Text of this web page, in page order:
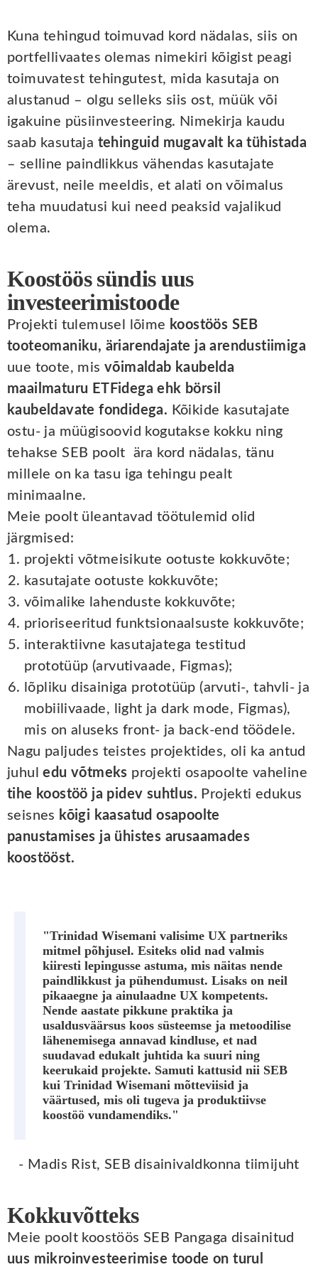
Kuna tehingud toimuvad kord nädalas, siis on
portfellivaates olemas nimekiri kõigist peagi
toimuvatest tehingutest, mida kasutaja on
alustanud – olgu selleks siis ost, müük või
igakuine püsiinvesteering. Nimekirja kaudu
saab kasutaja tehinguid mugavalt ka tühistada
– selline paindlikkus vähendas kasutajate
ärevust, neile meeldis, et alati on võimalus
teha muudatusi kui need peaksid vajalikud
olema.
Koostöös sündis uus
investeerimistoode
Projekti tulemusel lõime koostöös SEB
tooteomaniku, äriarendajate ja arendustiimiga
uue toote, mis võimaldab kaubelda
maailmaturu ETFidega ehk börsil
kaubeldavate fondidega. Kõikide kasutajate
ostu- ja müügisoovid kogutakse kokku ning
tehakse SEB poolt ära kord nädalas, tänu
millele on ka tasu iga tehingu pealt
minimaalne.
Meie poolt üleantavad töötulemid olid
järgmised:
projekti võtmeisikute ootuste kokkuvõte;
kasutajate ootuste kokkuvõte;
võimalike lahenduste kokkuvõte;
prioriseeritud funktsionaalsuste kokkuvõte;
interaktiivne kasutajatega testitud
prototüüp (arvutivaade, Figmas);
lõpliku disainiga prototüüp (arvuti-, tahvli- ja
mobiilivaade, light ja dark mode, Figmas),
mis on aluseks front- ja back-end töödele.
Nagu paljudes teistes projektides, oli ka antud
juhuledu võtmeks projekti osapoolte vaheline
tihe koostöö ja pidev suhtlus. Projekti edukus
seisnes kõigi kaasatud osapoolte
panustamises ja ühistes arusaamades
koostööst.
"Trinidad Wisemani valisime UX partneriks
mitmel põhjusel. Esiteks olid nad valmis
kiiresti lepingusse astuma, mis näitas nende
paindlikkust ja pühendumust. Lisaks on neil
pikaaegne ja ainulaadne UX kompetents.
Nende aastate pikkune praktika ja
usaldusväärsus koos süsteemse ja metoodilise
lähenemisega annavad kindluse, et nad
suudavad edukalt juhtida ka suuri ning
keerukaid projekte. Samuti kattusid nii SEB
kui Trinidad Wisemani mõtteviisid ja
väärtused, mis oli tugeva ja produktiivse
koostöö vundamendiks."
- Madis Rist, SEB disainivaldkonna tiimijuht
Kokkuvõtteks
Meie poolt koostöös SEB Pangaga disainitud
uus mikroinvesteerimise toode on turul